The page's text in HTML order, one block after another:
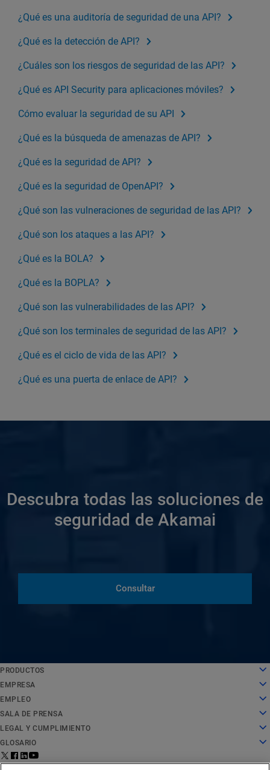
¿Qué es una auditoría de seguridad de una API?
¿Qué es la detección de API?
¿Cuáles son los riesgos de seguridad de las API?
¿Qué es API Security para aplicaciones móviles?
Cómo evaluar la seguridad de su API
¿Qué es la búsqueda de amenazas de API?
¿Qué es la seguridad de API?
¿Qué es la seguridad de OpenAPI?
¿Qué son las vulneraciones de seguridad de las API?
¿Qué son los ataques a las API?
¿Qué es la BOLA?
¿Qué es la BOPLA?
¿Qué son las vulnerabilidades de las API?
¿Qué son los terminales de seguridad de las API?
¿Qué es el ciclo de vida de las API?
¿Qué es una puerta de enlace de API?
Descubra todas las soluciones de
seguridad de Akamai
Consultar
PRODUCTOS
Cloud computing
Seguridad
Distribución de contenido
Todos los productos y pruebas
Servicios globales
EMPRESA
Sobre nosotros
Historia
Liderazgo
Premios
Junta directiva
Infrastructure for Innovation
EMPLEO
Empleo
Trabajar en Akamai
Estudiantes y recién licenciados
Entorno laboral inclusivo
Buscar puestos de trabajo
SALA DE PRENSA
Sala de prensa
Comunicados de prensa
En las noticias
Recursos multimedia
LEGAL Y CUMPLIMIENTO
Aspectos legales
Cumplimiento de la seguridad de la información
Centro de confianza de privacidad
GLOSARIO
¿Qué es la seguridad de API?
¿Qué es una CDN?
English
Deutsch
Español
Français
Italiano
Português
中文